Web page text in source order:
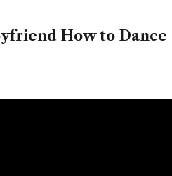
How to Dance